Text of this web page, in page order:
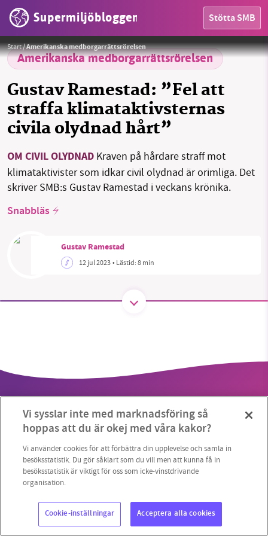
Supermiljöbloggen Stötta SMB
OMRÅDEN
MILJÖFAKTA
OM OSS
Sök Sparade inlägg Tipsa oss
Facebook Instagram BlueSky
Start/Amerikanska medborgarrättsrörelsen
Amerikanska medborgarrättsrörelsen
Gustav Ramestad: ”Fel att
straffa klimataktivsternas
civila olydnad hårt”
OM CIVIL OLYDNAD Kraven på hårdare straff mot
klimataktivister som idkar civil olydnad är orimliga. Det
skriver SMB:s Gustav Ramestad i veckans krönika.
Snabbläs
Gustav Ramestad
12 jul 2023• Lästid:8 min
Olika former av civil olydnad med koppling till klimatkrisen blir allt vanligare.
Extinction Rebellion Sverige
Copyright 2023 © Supermiljöbloggen Cookieinställningar
nyhetsbevakning och granskningar. Nu vill vi
utveckla vårt arbete – och vi hoppas att du
vill hjälpa oss.
Stötta vårt arbete genom att swisha en slant till
1231368703
Läs vad vi vill göra
Vi sysslar inte med marknadsföring så
hoppas att du är okej med våra kakor?
Vi använder cookies för att förbättra din upplevelse och samla in
besöksstatistik. Du gör såklart som du vill men att kunna få in
besöksstatistik är viktigt för oss som icke-vinstdrivande
organisation.
Cookie-inställningar Acceptera alla cookies